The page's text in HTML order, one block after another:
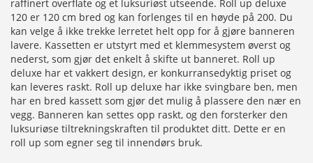
raffinert overflate og et luksuriøst utseende. Roll up deluxe
120 er 120 cm bred og kan forlenges til en høyde på 200. Du
kan velge å ikke trekke lerretet helt opp for å gjøre banneren
lavere. Kassetten er utstyrt med et klemmesystem øverst og
nederst, som gjør det enkelt å skifte ut banneret. Roll up
deluxe har et vakkert design, er konkurransedyktig priset og
kan leveres raskt. Roll up deluxe har ikke svingbare ben, men
har en bred kassett som gjør det mulig å plassere den nær en
vegg. Banneren kan settes opp raskt, og den forsterker den
luksuriøse tiltrekningskraften til produktet ditt. Dette er en
roll up som egner seg til innendørs bruk.